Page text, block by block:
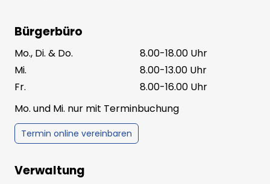
Bürgerbüro
Mo., Di. & Do.
8.00-18.00 Uhr
Mi.
8.00-13.00 Uhr
Fr.
8.00-16.00 Uhr
Mo. und Mi. nur mit Terminbuchung
Termin online vereinbaren
Verwaltung